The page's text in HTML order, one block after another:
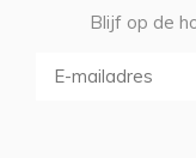
Blijf op de